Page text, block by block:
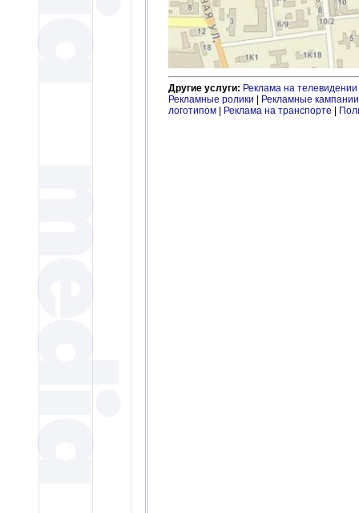
Другие услуги: Реклама на телевидении
Рекламные ролики | Рекламные кампании
логотипом | Реклама на транспорте |